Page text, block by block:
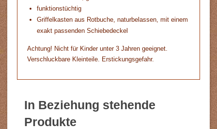
funktionstüchtig
Griffelkasten aus Rotbuche, naturbelassen, mit einem
exakt passenden Schiebedeckel
Achtung! Nicht für Kinder unter 3 Jahren geeignet.
Verschluckbare Kleinteile. Erstickungsgefahr.
In Beziehung stehende
Produkte